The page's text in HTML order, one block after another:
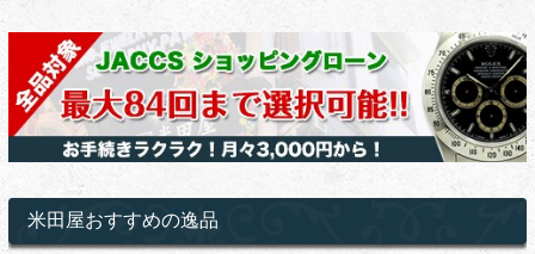
米田屋おすすめの逸品